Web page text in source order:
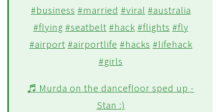
#business #married #viral #australia
#flying #seatbelt #hack #flights #fly
#airport #airportlife #hacks #lifehack
#girls
♬ Murda on the dancefloor sped up -
Stan :)